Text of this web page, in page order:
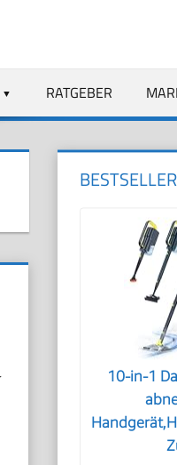
RATGEBER
BESTSELLER
10-in-1